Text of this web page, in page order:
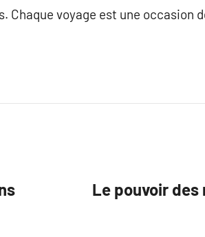
voyage est une occasion
Le pouvoir